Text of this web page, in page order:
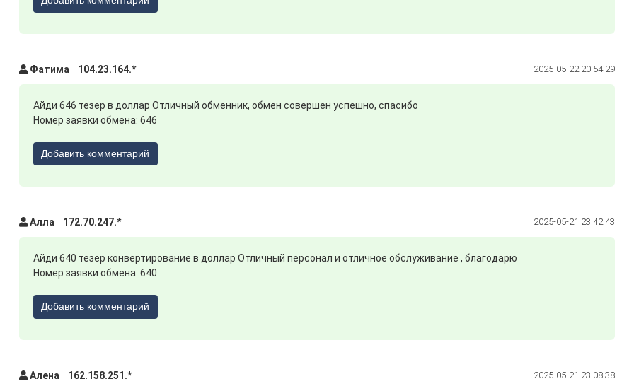
Фатима 104.23.164.* 2025-05-22 20:54:29
Айди 646 тезер в доллар Отличный обменник, обмен совершен успешно, спасибо
Номер заявки обмена: 646
Добавить комментарий
Алла 172.70.247.* 2025-05-21 23:42:43
Айди 640 тезер конвертирование в доллар Отличный персонал и отличное обслуживание , благодарю
Номер заявки обмена: 640
Добавить комментарий
Алена 162.158.251.* 2025-05-21 23:08:38